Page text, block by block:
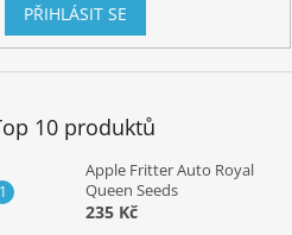
PŘIHLÁSIT SE
10 produktů
Apple Fritter Auto Royal
Queen Seeds
235 Kč